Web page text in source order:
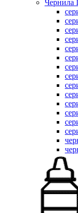
Чернила